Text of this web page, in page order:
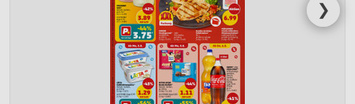
❯